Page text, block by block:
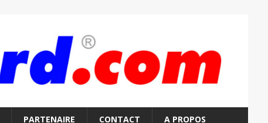
PARTENAIRE CONTACT A PROPOS